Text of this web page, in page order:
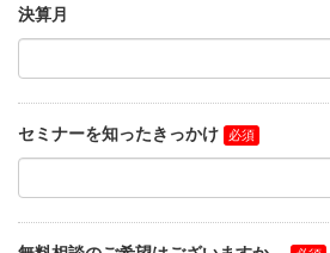
決算月
セミナーを知ったきっかけ